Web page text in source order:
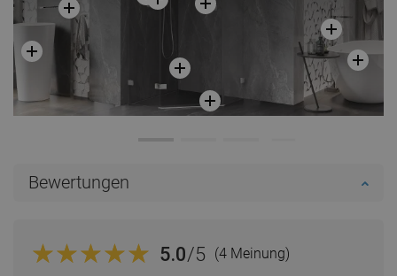
Bewertungen
5.0/5 (4 Meinung)